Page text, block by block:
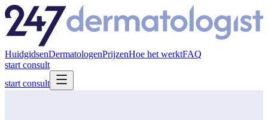
HuidgidsenDermatologenPrijzenHoe het werktFAQ
start consult
start consult